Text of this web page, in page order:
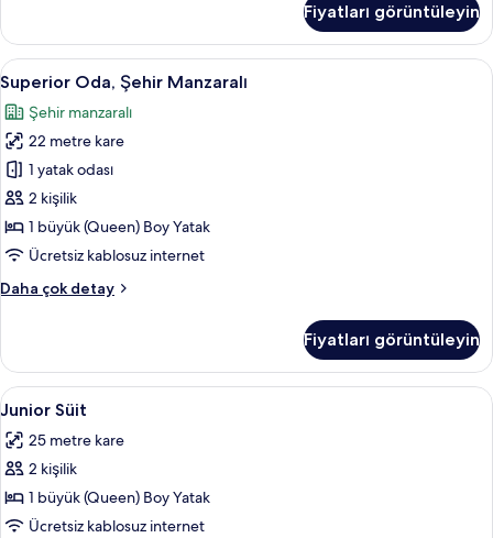
(Queen)
Boy
Yatak,
Balkon
hakkında
daha
fazla
detay
Fiyatları görüntüleyin
Superior
Oda,
Şehir
Manzaralı
için
tüm
fotoğrafları
görün
Superior Oda, Şehir Manzaralı |
8
Superior Oda, Şehir Manzaralı
Şehir manzaralı
22 metre kare
1 yatak odası
2 kişilik
1 büyük (Queen) Boy Yatak
Ücretsiz kablosuz internet
Daha çok detay
Superior
hakkında
daha
fazla
Fiyatları görüntüleyin
Junior
Süit
için
tüm
fotoğrafları
görün
Junior Süit | Ücretsiz minibar, odada
6
Junior Süit
25 metre kare
2 kişilik
1 büyük (Queen) Boy Yatak
Ücretsiz kablosuz internet